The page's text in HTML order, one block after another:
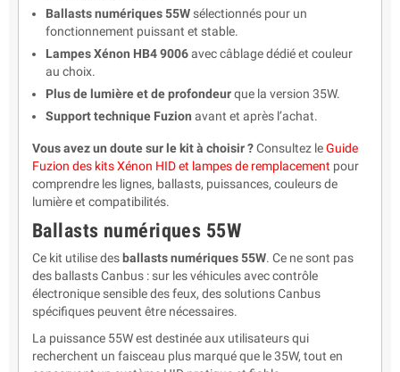
Ballasts numériques 55Wsélectionnés pour un
fonctionnement puissant et stable.
Lampes Xénon HB4 9006avec câblage dédié et couleur
au choix.
Plus de lumière et de profondeurque la version 35W.
Support technique Fuzion avant et après l’achat.
Vous avez un doute sur le kit à choisir ?Consultez leGuide
Fuzion des kits Xénon HID et lampes de remplacement pour
comprendre les lignes, ballasts, puissances, couleurs de
lumière et compatibilités.
Ballasts numériques 55W
Ce kit utilise des ballasts numériques 55W. Ce ne sont pas
des ballasts Canbus : sur les véhicules avec contrôle
électronique sensible des feux, des solutions Canbus
spécifiques peuvent être nécessaires.
La puissance 55W est destinée aux utilisateurs qui
recherchent un faisceau plus marqué que le 35W, tout en